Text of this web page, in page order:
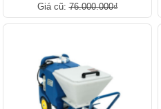
Giá cũ:76.000.000₫